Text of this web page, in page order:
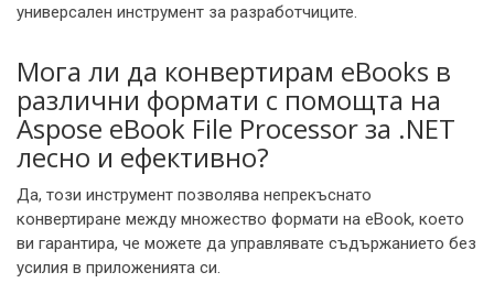
универсален инструмент за разработчиците.
Мога ли да конвертирам eBooks в
различни формати с помощта на
Aspose eBook File Processor за .NET
лесно и ефективно?
Да, този инструмент позволява непрекъснато
конвертиране между множество формати на eBook, което
ви гарантира, че можете да управлявате съдържанието без
усилия в приложенията си.